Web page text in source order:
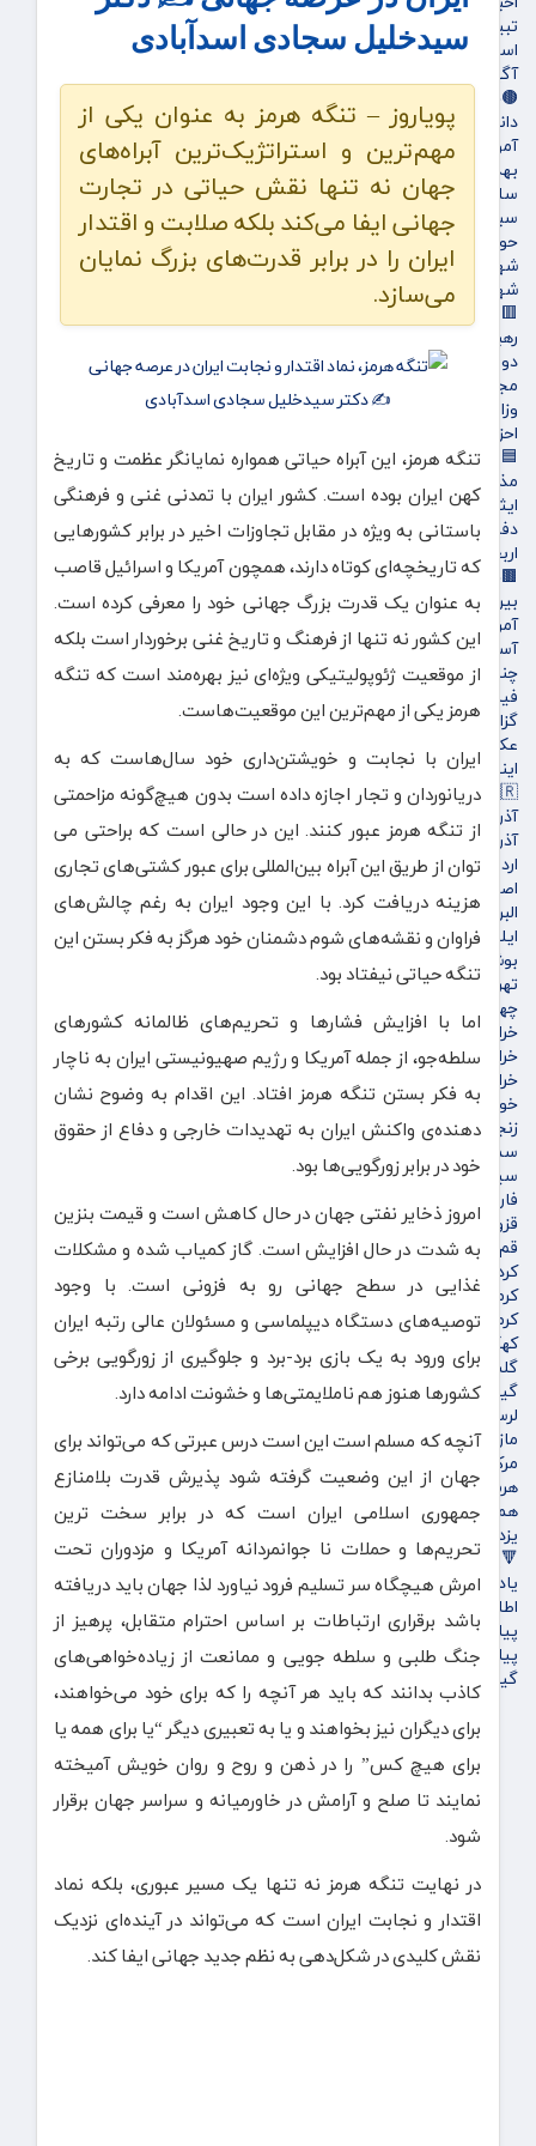
تبیلغات
استخدام
آگهی های دولتی
🟤جامعه
دانشگاه
آموزش و پرورش
بهداشت و درمان
سلامت
سبک زندگی
حوادث، انتظامی
شهرداری و شورای شهر
شهری و رفاهی
🟥سیاسی
رهبر انقلاب
دولت
مجلس
وزارت امور خارجه
احزاب و تشکلها
🟦فرهنگ و هنر
مذهبی
ایثار و شهادت
دفاع مقدس
اربعین
🟫جهان
بین الملل
آمریکا و اروپاه
آسیای غربی
چندرسانه‌ای
فیلم
گزارش تصویری
عکس
اینفوگرافی
🇮🇷استان ها
آذربایجان شرقی
آذربایجان غربی
اردبیل
اصفهان
البرز
ایلام
بوشهر
تهران
چهارمحال و بختیاری
خراسان جنوبی
خراسان رضوی
خراسان شمالی
خوزستان
زنجان
سمنان
سیستان و بلوچستان
فارس
قزوین
قم
کردستان
کرمان
کرمانشاه
کهگیلویه و بویراحمد
گلستان
گیلان
لرستان
مازندران
مرکزی
هرمزگان
همدان
یزد
🔻پویاروز
یادداشت پویاروز
اطلاعیه
پیام تبریک پویاروز
پیام تسلیت پویاروز
گیشه روزنامه ها
سیدخلیل سجادی اسدآبادی
پویاروز – تنگه هرمز به عنوان یکی از
مهم‌ترین و استراتژیک‌ترین آبراه‌های
جهان نه تنها نقش حیاتی در تجارت
جهانی ایفا می‌کند بلکه صلابت و اقتدار
ایران را در برابر قدرت‌های بزرگ نمایان
می‌سازد.
تنگه هرمز، این آبراه حیاتی همواره نمایانگر عظمت و تاریخ
کهن ایران بوده است. کشور ایران با تمدنی غنی و فرهنگی
باستانی به ویژه در مقابل تجاوزات اخیر در برابر کشورهایی
که تاریخچه‌ای کوتاه دارند، همچون آمریکا و اسرائیل قاصب
به عنوان یک قدرت بزرگ جهانی خود را معرفی کرده است.
این کشور نه تنها از فرهنگ و تاریخ غنی برخوردار است بلکه
از موقعیت ژئوپولیتیکی ویژه‌ای نیز بهره‌مند است که تنگه
هرمز یکی از مهم‌ترین این موقعیت‌هاست.
ایران با نجابت و خویشتن‌داری خود سال‌هاست که به
دریانوردان و تجار اجازه داده است بدون هیچ‌گونه مزاحمتی
از تنگه هرمز عبور کنند. این در حالی است که براحتی می
توان از طریق این آبراه‌ بین‌المللی برای عبور کشتی‌های تجاری
هزینه دریافت کرد. با این وجود ایران به رغم چالش‌های
فراوان و نقشه‌های شوم دشمنان خود هرگز به فکر بستن این
تنگه حیاتی نیفتاد بود.
اما با افزایش فشارها و تحریم‌های ظالمانه کشورهای
سلطه‌جو، از جمله آمریکا و رژیم صهیونیستی ایران به ناچار
به فکر بستن تنگه هرمز افتاد. این اقدام به وضوح نشان‌
دهنده‌ی واکنش ایران به تهدیدات خارجی و دفاع از حقوق
خود در برابر زورگویی‌ها بود.
امروز ذخایر نفتی جهان در حال کاهش است و قیمت بنزین
به شدت در حال افزایش است. گاز کمیاب شده و مشکلات
غذایی در سطح جهانی رو به فزونی است. با وجود
توصیه‌های دستگاه دیپلماسی و مسئولان عالی رتبه ایران
برای ورود به یک بازی برد-برد و جلوگیری از زورگویی برخی
کشورها هنوز هم ناملایمتی‌ها و خشونت ادامه دارد.
آنچه که مسلم است این است درس عبرتی که می‌تواند برای
جهان از این وضعیت گرفته شود پذیرش قدرت بلامنازع
جمهوری اسلامی ایران است که در برابر سخت ترین
تحریم‌ها و حملات نا جوانمردانه آمریکا و مزدوران تحت
امرش هیچگاه سر تسلیم فرود نیاورد لذا جهان باید دریافته
باشد برقراری ارتباطات بر اساس احترام متقابل، پرهیز از
جنگ طلبی و سلطه جویی و ممانعت از زیاده‌خواهی‌های
کاذب بدانند که باید هر آنچه را که برای خود می‌خواهند،
برای دیگران نیز بخواهند و یا به تعبیری دیگر “یا برای همه یا
برای هیچ کس” را در ذهن و روح و روان خویش آمیخته
نمایند تا صلح و آرامش در خاورمیانه و سراسر جهان برقرار
شود.
در نهایت تنگه هرمز نه تنها یک مسیر عبوری، بلکه نماد
اقتدار و نجابت ایران است که می‌تواند در آینده‌ای نزدیک
نقش کلیدی در شکل‌دهی به نظم جدید جهانی ایفا کند.